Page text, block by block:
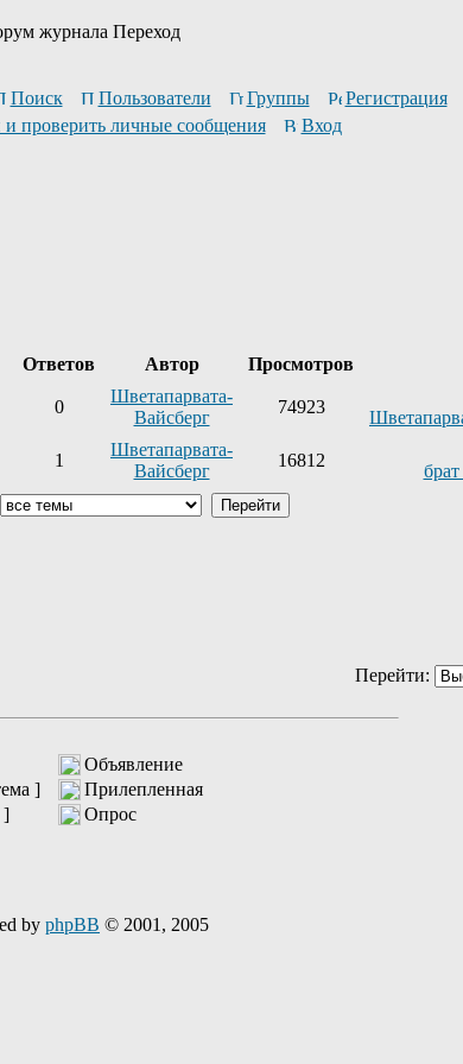
журнала Переход
Поиск Пользователи Группы
Регистрация
проверить личные сообщения Вход
Ответов Автор Просмотров
0
Шветапарвата-
Вайсберг
74923
1
Шветапарвата-
Вайсберг
16812
Перейти:
Объявление
]
Прилепленная
] Опрос
by phpBB © 2001, 2005